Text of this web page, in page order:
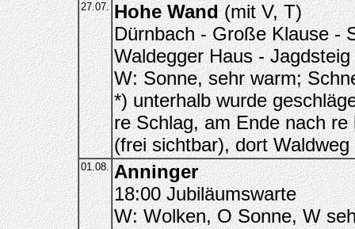
27.07. Hohe Wand(mit V, T)
Dürnbach - Große Klause -
Waldegger Haus -
W: Sonne, sehr warm;
*) unterhalb wurde
re Schlag, am Ende nach
(frei sichtbar), dort
01.08. Anninger
18:00 Jubiläumswarte
W: Wolken, O Sonne, W